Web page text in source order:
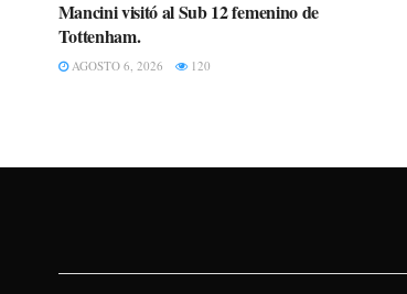
Mancini visitó al Sub 12 femenino de
Tottenham.
AGOSTO 6, 2026 120